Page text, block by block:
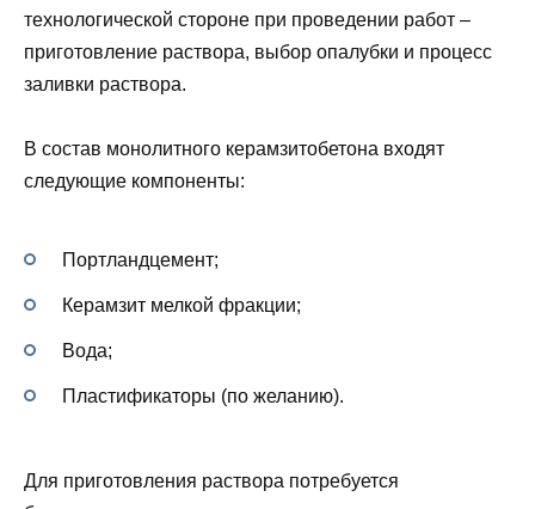
технологической стороне при проведении работ –
приготовление раствора, выбор опалубки и процесс
заливки раствора.
В состав монолитного керамзитобетона входят
следующие компоненты:
Портландцемент;
Керамзит мелкой фракции;
Вода;
Пластификаторы (по желанию).
Для приготовления раствора потребуется